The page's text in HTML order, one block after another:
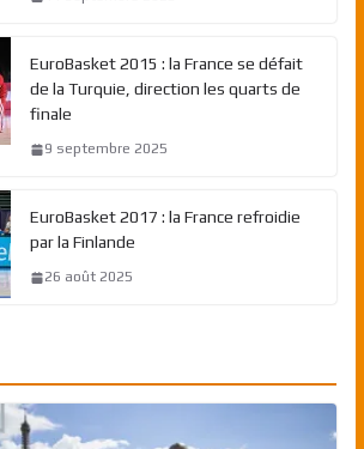
EuroBasket 2015 : la France se défait
de la Turquie, direction les quarts de
finale
9 septembre 2025
EuroBasket 2017 : la France refroidie
par la Finlande
26 août 2025